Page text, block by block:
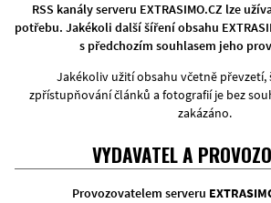
RSS kanály serveru EXTRASIMO.CZ lze
potřebu. Jakékoli další šíření obsahu
s předchozím souhlasem jeho
Jakékoliv užití obsahu včetně převzetí,
zpřístupňování článků a fotografií je bez
zakázáno.
VYDAVATEL A
Provozovatelem serveru